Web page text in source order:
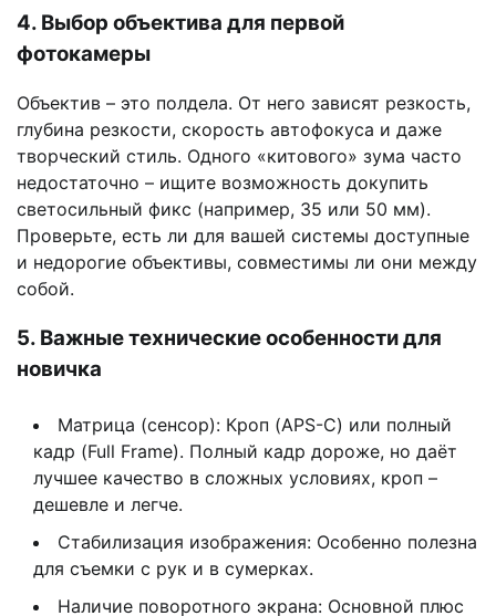
4. Выбор объектива для первой
фотокамеры
Объектив – это полдела. От него зависят резкость,
глубина резкости, скорость автофокуса и даже
творческий стиль. Одного «китового» зума часто
недостаточно – ищите возможность докупить
светосильный фикс (например, 35 или 50 мм).
Проверьте, есть ли для вашей системы доступные
и недорогие объективы, совместимы ли они между
собой.
5. Важные технические особенности для
новичка
Матрица (сенсор): Кроп (APS-C) или полный
кадр (Full Frame). Полный кадр дороже, но даёт
лучшее качество в сложных условиях, кроп –
дешевле и легче.
Стабилизация изображения: Особенно полезна
для съемки с рук и в сумерках.
Наличие поворотного экрана: Основной плюс